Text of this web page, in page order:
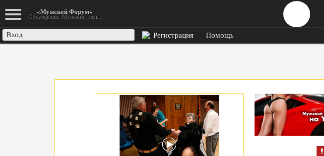
«Мужской Форум»
Обсуждение. Мужские темы.
Вход Помощь
Регистрация